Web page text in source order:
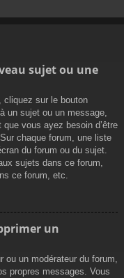
sujet ou une
cliquez sur le bouton
un sujet ou un message,
vous ayez besoin d’être
chaque forum, une liste
du forum ou du sujet.
sujets dans ce forum,
ce forum, etc.
un
ou un modérateur du forum,
propres messages. Vous